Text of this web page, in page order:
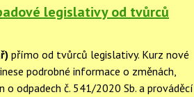
legislativy od tvůrců
přímo od tvůrců legislativy. Kurz nové
podrobné informace o změnách,
o odpadech č. 541/2020 Sb. a prováděcí